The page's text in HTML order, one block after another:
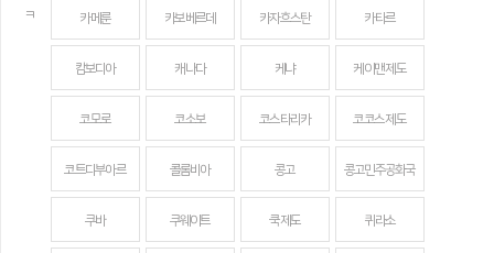
ㅋ 카메룬 카보베르데 카자흐스탄 카타르
캄보디아 캐나다 케냐 케이맨 제도
코모로 코소보 코스타리카 코코스 제도
코트디부아르 콜롬비아 콩고 콩고민주공화국
쿠바 쿠웨이트 쿡 제도 퀴라소